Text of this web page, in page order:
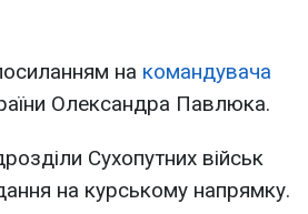
на командувача
Олександра Павлюка.
Сухопутних військ
на курському напрямку.